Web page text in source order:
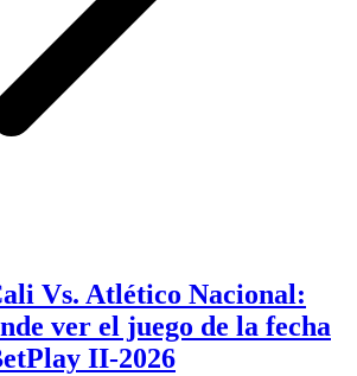
Vs. Atlético Nacional:
ver el juego de la fecha
II-2026